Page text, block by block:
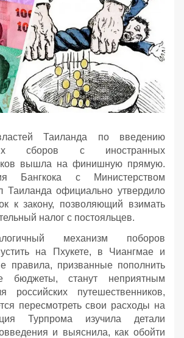
Таиланда по введению
сборов с иностранных
вышла на финишную прямую.
Бангкока с Министерством
Таиланда официально утвердило
к закону, позволяющий взимать
налог с постояльцев.
механизм поборов
на Пхукете, в Чиангмае и
правила, призванные пополнить
бюджеты, станут неприятным
российских путешественников,
пересмотреть свои расходы на
Турпрома изучила детали
и выяснила, как обойти